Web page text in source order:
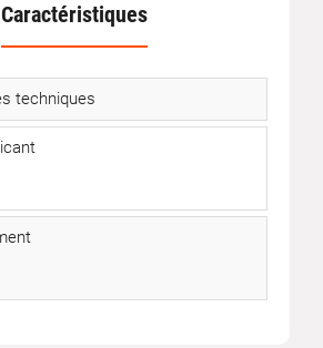
Caractéristiques
techniques